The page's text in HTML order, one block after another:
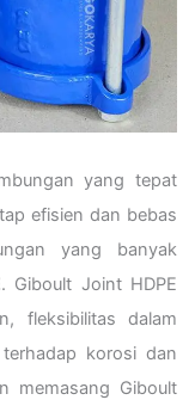
yang tepat
efisien dan bebas
yang banyak
. Giboult Joint HDPE
fleksibilitas dalam
korosi dan
memasang Giboult